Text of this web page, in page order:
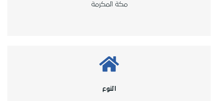
مكة المكرمة
النوع